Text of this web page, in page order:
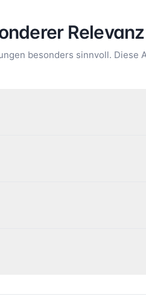
besonders sinnvoll. Diese